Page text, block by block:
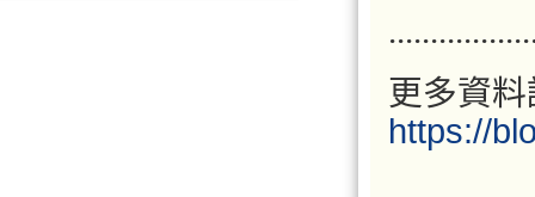
更多資
https://